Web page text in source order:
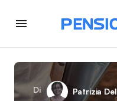
Di
Patrizia